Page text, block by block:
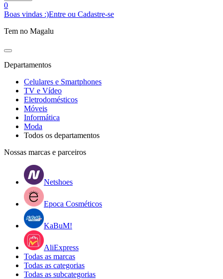
0
Boas vindas :)Entre ou Cadastre-se
Tem no Magalu
Departamentos
Celulares e Smartphones
TV e Vídeo
Eletrodomésticos
Móveis
Informática
Moda
Todos os departamentos
Nossas marcas e parceiros
Netshoes
Epoca Cosméticos
KaBuM!
AliExpress
Todas as marcas
Todas as categorias
Todas as subcategorias